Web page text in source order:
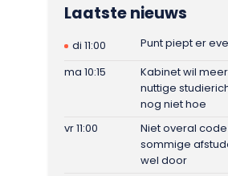
Laatste nieuws
di 11:00
Punt piept er
ma 10:15
Kabinet wil
nuttige
nog niet hoe
vr 11:00
Niet overal
sommige
wel door